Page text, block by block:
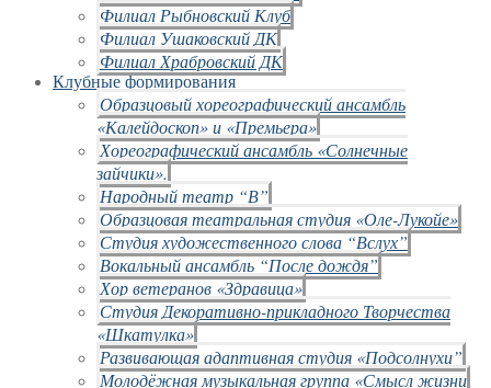
Филиал Рыбновский Клуб
Филиал Ушаковский ДК
Филиал Храбровский ДК
Клубные формирования
Образцовый хореографический ансамбль
«Калейдоскоп» и «Премьера»
Хореографический ансамбль «Солнечные
зайчики».
Народный театр “В”
Образцовая театральная студия «Оле-Лукойе»
Студия художественного слова “Вслух”
Вокальный ансамбль “После дождя”
Хор ветеранов «Здравица»
Студия Декоративно-прикладного Творчества
«Шкатулка»
Развивающая адаптивная студия «Подсолнухи”
Молодёжная музыкальная группа «Смысл жизни